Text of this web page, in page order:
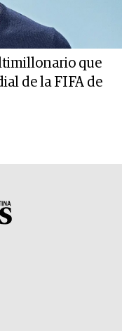
que
de la FIFA de